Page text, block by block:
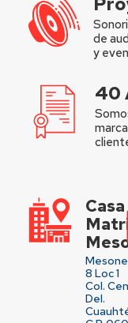
de
y
40
Casa
8 Loc 1
Col.
Del.